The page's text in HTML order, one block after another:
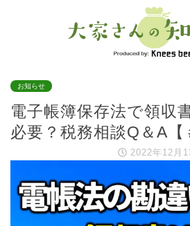
お知らせ
電子帳簿保存法で領収
必要？税務相談Q＆A【
2022年12月